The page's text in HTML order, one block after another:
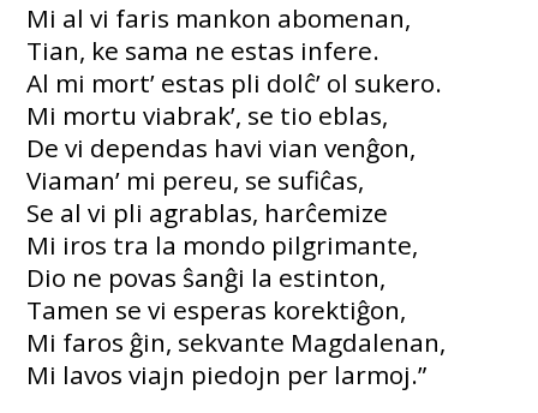
Mi al vi faris mankon abomenan,
Tian, ke sama ne estas infere.
Al mi mort’ estas pli dolĉ’ ol sukero.
Mi mortu viabrak’, se tio eblas,
De vi dependas havi vian venĝon,
Viaman’ mi pereu, se sufiĉas,
Se al vi pli agrablas, harĉemize
Mi iros tra la mondo pilgrimante,
Dio ne povas ŝanĝi la estinton,
Tamen se vi esperas korektiĝon,
Mi faros ĝin, sekvante Magdalenan,
Mi lavos viajn piedojn per larmoj.”